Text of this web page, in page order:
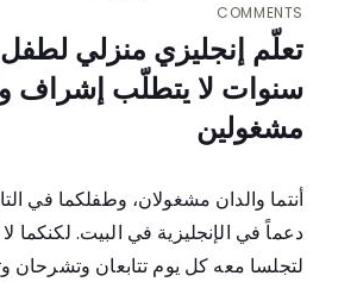
COMMENTS
سنوات لا يتطلّب إشراف
مشغولين
أنتما والدان مشغولان، وطفلكما في
دعماً في الإنجليزية في البيت. لكنكما
لتجلسا معه كل يوم تتابعان وتشرحان